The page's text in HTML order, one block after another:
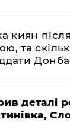
киян після
та
деталі